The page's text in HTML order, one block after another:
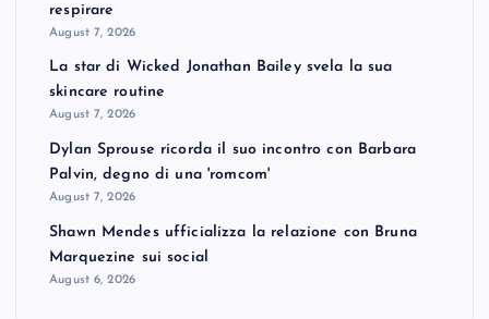
respirare
August 7, 2026
La star di Wicked Jonathan Bailey svela la sua
skincare routine
August 7, 2026
Dylan Sprouse ricorda il suo incontro con Barbara
Palvin, degno di una 'romcom'
August 7, 2026
Shawn Mendes ufficializza la relazione con Bruna
Marquezine sui social
August 6, 2026